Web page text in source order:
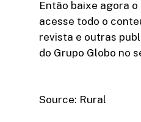
Então baixe agora o
acesse todo o
revista e outras
do Grupo Globo no
Source: Rural